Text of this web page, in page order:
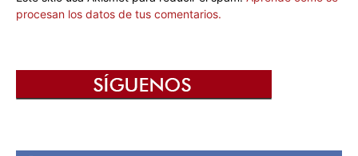
procesan los datos de tus comentarios.